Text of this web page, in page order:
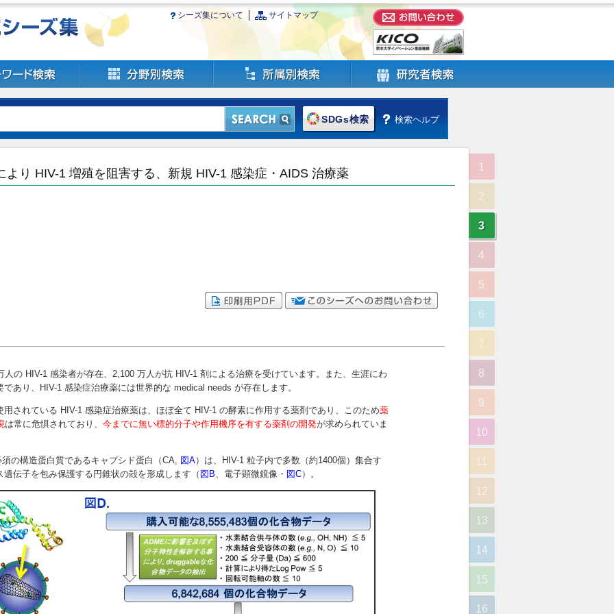
シーズ集について サイトマップ
SDGs検索 検索ヘルプ
より HIV-1 増殖を阻害する、新規 HIV-1 感染症・AIDS 治療薬 1
2
3
4
5
6
7
8
9
10
11
12
13
14
15
16